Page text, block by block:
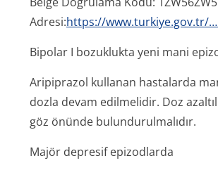
Adresi:https://www.turkiye.gov.tr/
Bipolar I bozuklukta yeni mani
Aripiprazol kullanan hastalarda
dozla devam edilmelidir. Doz
göz önünde bulundurulmalıdır.
Majör depresif epizodlarda